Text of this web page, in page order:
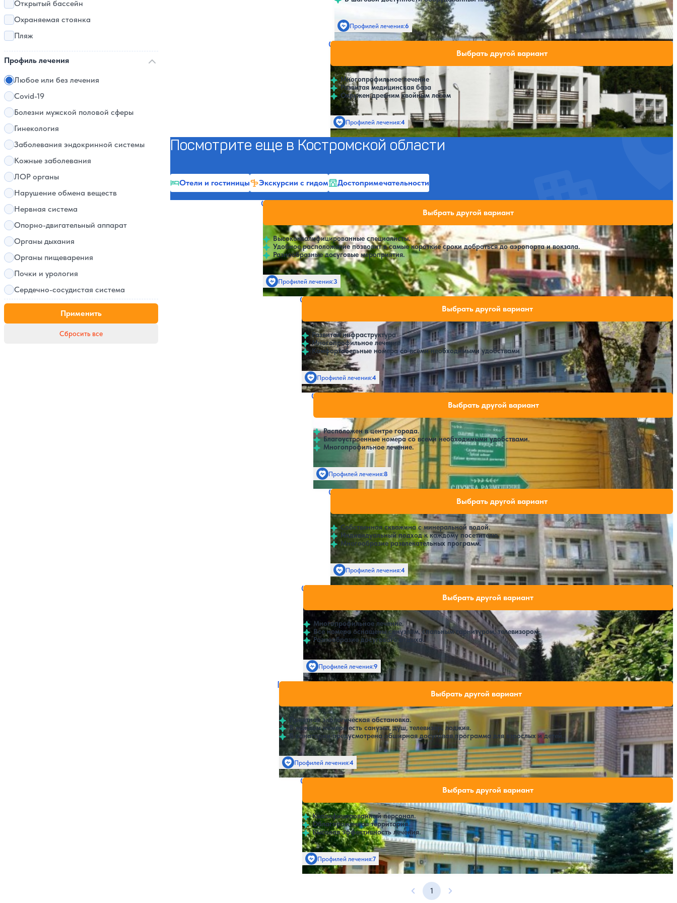
Открытый бассейн
Охраняемая стоянка
Пляж
Профиль лечения
Любое или без лечения
Covid-19
Болезни мужской половой сферы
Гинекология
Заболевания эндокринной системы
Кожные заболевания
ЛОР органы
Нарушение обмена веществ
Нервная система
Опорно-двигательный аппарат
Органы дыхания
Органы пищеварения
Почки и урология
Сердечно-сосудистая система
Применить
Сбросить все
Профилей лечения:6 SPA
Санаторий Щелыково
4.3
Многопрофильное лечение
Развитая медицинская база
Окружен древним хвойным лесом
Профилей лечения:4 Крытый бассейн
Нет цен или свободных мест на выбранные даты
Выбрать другой вариант
Посмотрите еще в Костромской области
Отели и гостиницы Экскурсии с гидом Достопримечательности
Санаторий Автомобилист
3.8
Высококвалифицированные специалисты.
Удобное расположение позволит в самые короткие сроки добраться до аэропорта и вокзала.
Разнообразные досуговые мероприятия.
Профилей лечения:3 Крытый бассейн SPA
Нет цен или свободных мест на выбранные даты
Выбрать другой вариант
Санаторий Волга
4.3
Развитая инфраструктура
Многопрофильное лечение
Комфортабельные номера со всеми необходимыми удобствами
Профилей лечения:4 Крытый бассейн SPA
Нет цен или свободных мест на выбранные даты
Выбрать другой вариант
Санаторий им. А. П. Бородина
4.6
Расположен в центре города.
Благоустроенные номера со всеми необходимыми удобствами.
Многопрофильное лечение.
Профилей лечения:8
Нет цен или свободных мест на выбранные даты
Выбрать другой вариант
Санаторий им. Ивана Сусанина
5
Собственная скважина с минеральной водой.
Индивидуальный подход к каждому посетителю.
Многообразие развлекательных программ.
Профилей лечения:4
Нет цен или свободных мест на выбранные даты
Выбрать другой вариант
Санаторий Колос
4.4
Многопрофильное лечение.
Все номера оснащены санузлом, спальным гарнитуром, телевизором.
Разнообразие досугового отдыха.
Профилей лечения:9
Нет цен или свободных мест на выбранные даты
Выбрать другой вариант
Пансионат Сосновый Бор
4.6
Приятная экологическая обстановка.
В каждом номере есть санузел, душ, телевизор, лоджия.
В санатории предусмотрена обширная досуговая программа для взрослых и детей.
Профилей лечения:4 Крытый бассейн SPA
Нет цен или свободных мест на выбранные даты
Выбрать другой вариант
Санаторий Юбилейный
4.6
Квалифицированный персонал.
Облагороженная территория.
Высокая эффективность лечения.
Профилей лечения:7 Крытый бассейн Открытый бассейн SPA
Нет цен или свободных мест на выбранные даты
Выбрать другой вариант
Предыдущая страница
1 Следующая страница